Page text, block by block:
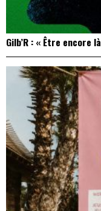
Gilb’R : « Être encore